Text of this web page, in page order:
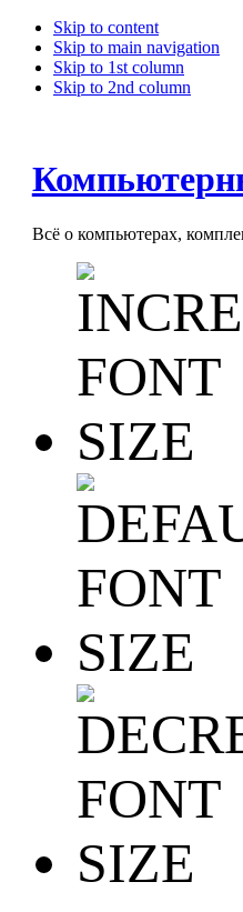
Skip to content
Skip to main navigation
Skip to 1st column
Skip to 2nd column
Всё о компьютерах,